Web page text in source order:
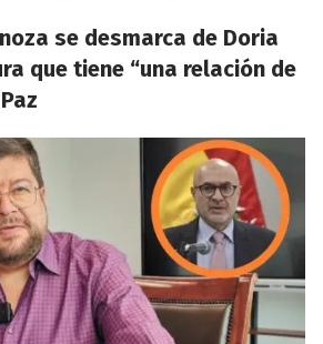
se desmarca de Doria
que tiene “una relación de